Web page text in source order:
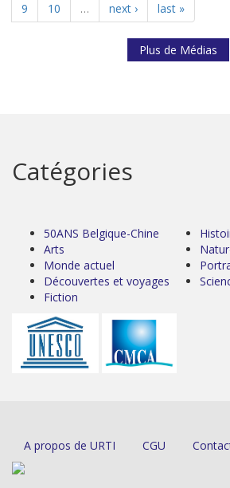
9
10 … next › last »
Plus de Médias
Catégories
50ANS Belgique-Chine
Arts
Monde actuel
Découvertes et voyages
Fiction
A propos de URTI CGU